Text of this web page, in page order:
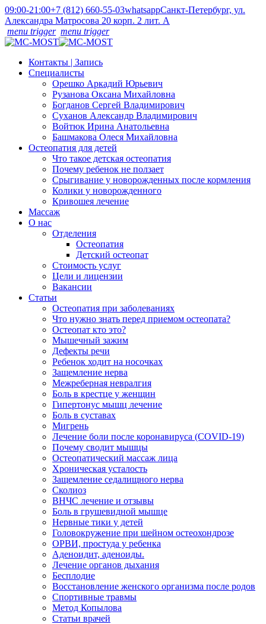
09:00-21:00+7 (812) 660-55-03whatsappСанкт-Петербург, ул.
Александра Матросова 20 корп. 2 лит. А
menu trigger menu trigger
Контакты | Запись
Специалисты
Орешко Аркадий Юрьевич
Рузанова Оксана Михайловна
Богданов Сергей Владимирович
Суханов Александр Владимирович
Войтюк Ирина Анатольевна
Башмакова Олеся Михайловна
Остеопатия для детей
Что такое детская остеопатия
Почему ребенок не ползает
Срыгивание у новорожденных после кормления
Колики у новорожденного
Кривошея лечение
Массаж
О нас
Отделения
Остеопатия
Детский остеопат
Стоимость услуг
Цели и лицензии
Вакансии
Статьи
Остеопатия при заболеваниях
Что нужно знать перед приемом остеопата?
Остеопат кто это?
Мышечный зажим
Дефекты речи
Ребенок ходит на носочках
Защемление нерва
Межреберная невралгия
Боль в крестце у женщин
Гипертонус мышц лечение
Боль в суставах
Мигрень
Лечение боли после коронавируса (COVID-19)
Почему сводит мышцы
Остеопатический массаж лица
Хроническая усталость
Защемление седалищного нерва
Сколиоз
ВНЧС лечение и отзывы
Боль в грушевидной мышце
Нервные тики у детей
Головокружение при шейном остеохондрозе
ОРВИ, простуда у ребенка
Аденоидит, аденоиды.
Лечение органов дыхания
Бесплодие
Восстановление женского организма после родов
Спортивные травмы
Метод Копылова
Статьи врачей